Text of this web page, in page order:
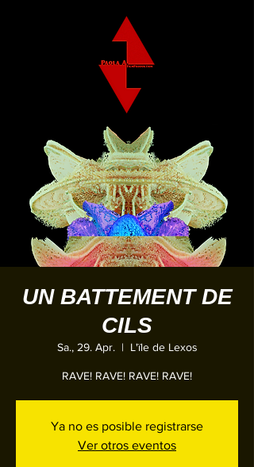
UN BATTEMENT DE
CILS
Sa., 29. Apr.
  |
L'ïle de Lexos
RAVE! RAVE! RAVE! RAVE!
Ya no es posible registrarse
Ver otros eventos